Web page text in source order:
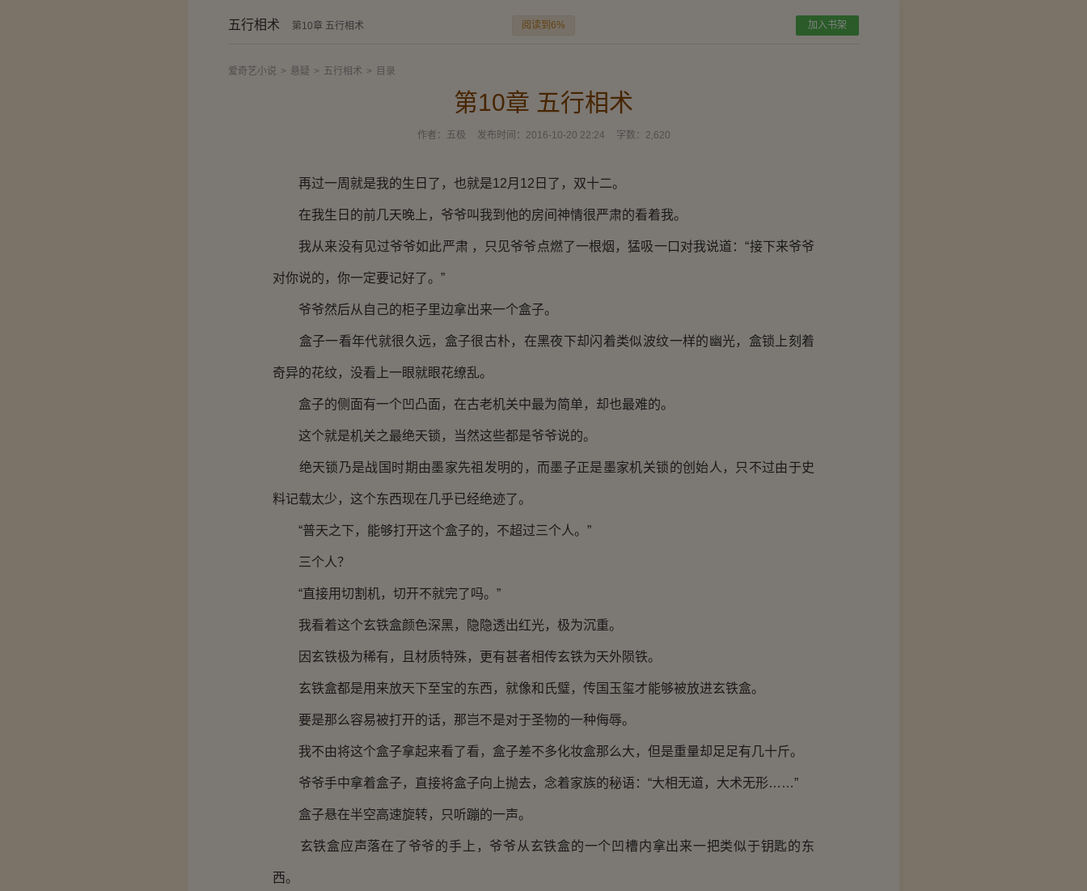
五行相术 第10章 五行相术 阅读到6% 加入书架
爱奇艺小说 > 悬疑 > 五行相术 > 目录
第10章 五行相术
作者： 五极 发布时间： 2016-10-20 22:24 字数： 2,620
再过一周就是我的生日了，也就是12月12日了，双十二。
在我生日的前几天晚上，爷爷叫我到他的房间神情很严肃的看着我。
我从来没有见过爷爷如此严肃 ，只见爷爷点燃了一根烟，猛吸一口对我说道：“接下来爷爷
对你说的，你一定要记好了。”
爷爷然后从自己的柜子里边拿出来一个盒子。
盒子一看年代就很久远，盒子很古朴，在黑夜下却闪着类似波纹一样的幽光，盒锁上刻着
奇异的花纹，没看上一眼就眼花缭乱。
盒子的侧面有一个凹凸面，在古老机关中最为简单，却也最难的。
这个就是机关之最绝天锁，当然这些都是爷爷说的。
绝天锁乃是战国时期由墨家先祖发明的，而墨子正是墨家机关锁的创始人，只不过由于史
料记载太少，这个东西现在几乎已经绝迹了。
“普天之下，能够打开这个盒子的，不超过三个人。”
三个人？
“直接用切割机，切开不就完了吗。”
我看着这个玄铁盒颜色深黑，隐隐透出红光，极为沉重。
因玄铁极为稀有，且材质特殊，更有甚者相传玄铁为天外陨铁。
玄铁盒都是用来放天下至宝的东西，就像和氏璧，传国玉玺才能够被放进玄铁盒。
要是那么容易被打开的话，那岂不是对于圣物的一种侮辱。
我不由将这个盒子拿起来看了看，盒子差不多化妆盒那么大，但是重量却足足有几十斤。
爷爷手中拿着盒子，直接将盒子向上抛去，念着家族的秘语：“大相无道，大术无形……”
盒子悬在半空高速旋转，只听蹦的一声。
玄铁盒应声落在了爷爷的手上，爷爷从玄铁盒的一个凹槽内拿出来一把类似于钥匙的东
西。